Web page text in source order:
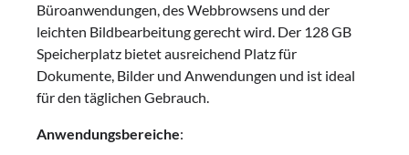
Büroanwendungen, des Webbrowsens und der
leichten Bildbearbeitung gerecht wird. Der 128 GB
Speicherplatz bietet ausreichend Platz für
Dokumente, Bilder und Anwendungen und ist ideal
für den täglichen Gebrauch.
Anwendungsbereiche: